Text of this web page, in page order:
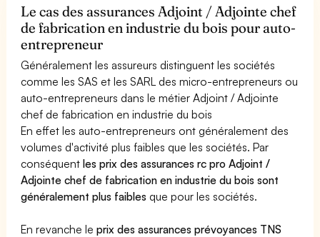
Le cas des assurances Adjoint / Adjointe chef
de fabrication en industrie du bois pour auto-
entrepreneur
Généralement les assureurs distinguent les sociétés
comme les SAS et les SARL des micro-entrepreneurs ou
auto-entrepreneurs dans le métier Adjoint / Adjointe
chef de fabrication en industrie du bois
En effet les auto-entrepreneurs ont généralement des
volumes d'activité plus faibles que les sociétés. Par
conséquentles prix des assurances rc pro Adjoint /
Adjointe chef de fabrication en industrie du bois sont
généralement plus faibles que pour les sociétés.
En revanche leprix des assurances prévoyances TNS